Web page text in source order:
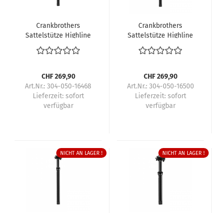
Crankbrothers
Sattelstütze Highline
XC/Gravel
CHF 269,90
Art.Nr.: 304-050-16468
Lieferzeit: sofort
verfügbar
Crankbrothers
Sattelstütze Highline
XC/Gravel
CHF 269,90
Art.Nr.: 304-050-16500
Lieferzeit: sofort
verfügbar
NICHT AN LAGER ! NICHT AN LAGER !